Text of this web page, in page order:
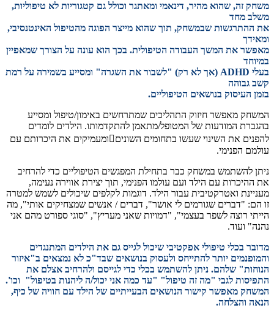
משחק זה, שהוא מהיר, דינאמי ומאתגר וכולל גם קטגוריות לא טיפוליות,
משלב מחד
את ההתרגשות שבמשחק, תוך שהוא מייצר הפוגה מהטיפול האינטנסיבי,
ומאידך
מאפשר את המשך העבודה הטיפולית. בכך הוא עונה על הצורך שמאפיין
במיוחד
בעלי ADHD (אך לא רק) "לשבור את השגרה" ומסייע בשמירה על רמת
קשב גבוהה
בזמן העיסוק בנושאים הטיפוליים.
המשחק מאפשר חיזוק התהליכים שמתרחשים באימון/טיפול ומסייע
בהגברת המודעות של המטופל/מתאמן להתקדמותו. הילדים לומדים
להפנים את השינוי שעשו בתחומים השוניםומעמיקים את היכרותם עם
עולמם הפנימי.
ניתן להשתמש במשחק כבר בתחילת המפגשים הטיפוליים כדי להרחיב
את ההיכרות עם הילד ועם עולמו הפנימי, תוך יצירת אווירה נעימה,
מעניינת ואטרקטיבית עבור הילד. דוגמות לקלפים שיכולים לשמש למטרה
זו הם: "דברים שגורמים לי אושר", דברים / אנשים שמצחיקים אותי", מה
הייתי רוצה לשפר בעצמי", "דמויות שאני מעריץ", "סוגי ספורט מהם אני
נהנה" ועוד.
מדובר בכלי טיפולי אפקטיבי שיכול לגייס גם את הילדים המתנגדים
והמופנמים יותר להתייחס ולעסוק בנושאים שבד"כ לא נמצאים ב"איזור
הנוחות" שלהם. ניתן להשתמש בכלי כדי לגייסם ולהרחיב אצלם את
התפיסות לגבי "מה זה טיפול" "עד כמה אני יכול/ה ליהנות בטיפול" וכו'.
המשחק מאפשר קישור הנושאים הבעייתיים של הילד עם חוויה של כיף,
הנאה והצלחה.